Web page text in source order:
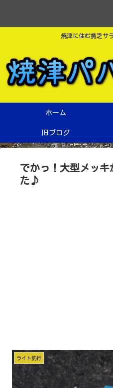
焼津に住む貧乏サ
ホーム
旧ブログ
でかっ！大型メッ
た♪
ライト釣行